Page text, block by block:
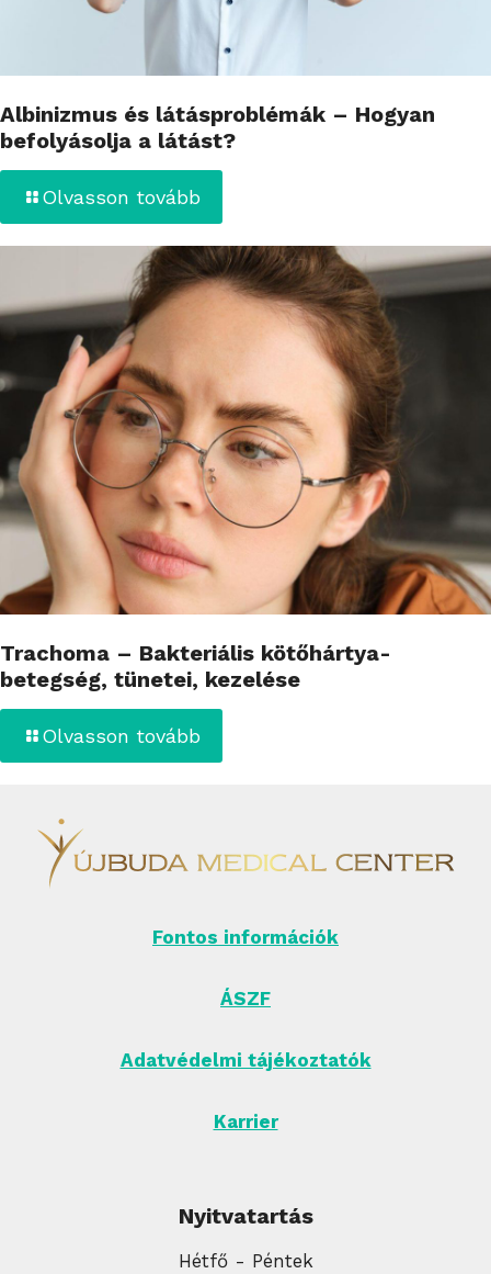
Albinizmus és látásproblémák – Hogyan
befolyásolja a látást?
Olvasson tovább
Trachoma – Bakteriális kötőhártya-
betegség, tünetei, kezelése
Olvasson tovább
Fontos információk
ÁSZF
Adatvédelmi tájékoztatók
Karrier
Nyitvatartás
Hétfő - Péntek